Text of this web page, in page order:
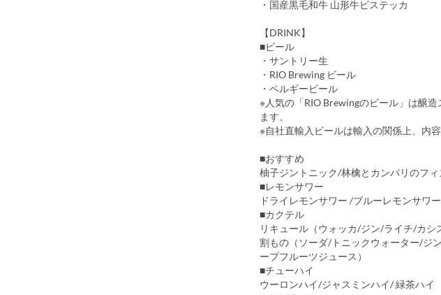
・国産黒毛和牛 山形牛ビステッカ
【DRINK】
■ビール
・サントリー生
・RIO Brewing ビール
・ベルギービール
※人気の「RIO Brewingのビール」は醸
ます。
※自社直輸入ビールは輸入の関係上、内
■おすすめ
柚子ジントニック/林檎とカンパリのフ
■レモンサワー
ドライレモンサワー /ブルーレモンサワ
■カクテル
リキュール（ウォッカ/ジン/ライチ/カシ
割もの（ソーダ/トニックウォーター/ジ
ープフルーツジュース）
■チューハイ
ウーロンハイ/ジャスミンハイ/ 緑茶ハイ